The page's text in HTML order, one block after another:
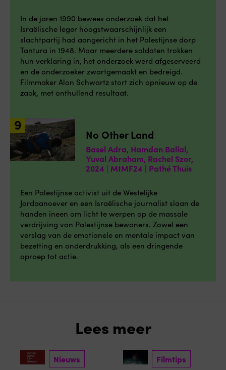
In de jaren 1990 bewees onderzoek dat het
Israëlische leger hoogstwaarschijnlijk een
slachtpartij had aangericht in het Palestijnse dorp
Tantura in 1948. Maar meerdere soldaten trokken
hun verklaring in, het onderzoek werd afgeserveerd
en de onderzoeker zwartgemaakt en bedreigd.
Filmmaker Alon Schwartz stort zich opnieuw op de
zaak, met onthullend resultaat.
No Other Land
Basel Adra, Hamdan Ballal,
Yuval Abraham, Rachel Szor,
2024 | MtMF24 | Pathé Thuis
Een Palestijnse activist uit de Westelijke
Jordaanoever en een Israëlische journalist slaan de
handen ineen om licht te werpen op de massale
verdrijving van Palestijnse bewoners. Zowel een
verslag van de emotionele en mentale impact van
bezetting en onderdrukking, als een dringende
oproep tot actie.
Lees meer
Nieuws Filmtips